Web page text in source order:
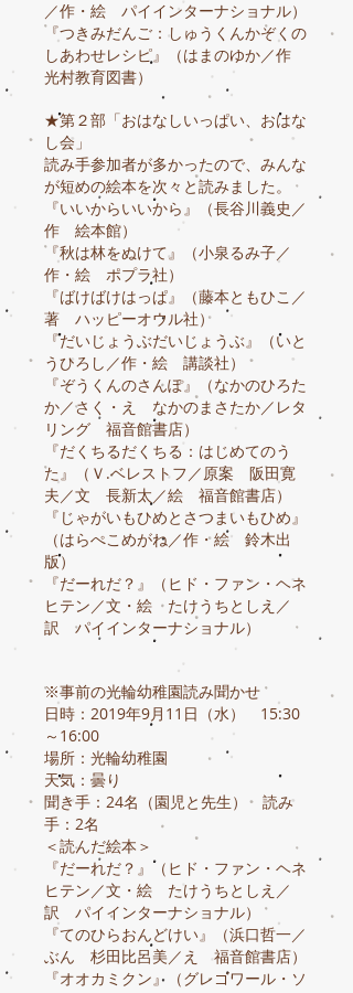
／作・絵 パイインターナショナル）
『つきみだんご：しゅうくんかぞくの
しあわせレシピ』（はまのゆか／作
光村教育図書）
★第２部「おはなしいっぱい、おはな
し会」
読み手参加者が多かったので、みんな
が短めの絵本を次々と読みました。
『いいからいいから』（長谷川義史／
作 絵本館）
『秋は林をぬけて』（小泉るみ子／
作・絵 ポプラ社）
『ばけばけはっぱ』（藤本ともひこ／
著 ハッピーオウル社）
『だいじょうぶだいじょうぶ』（いと
うひろし／作・絵 講談社）
『ぞうくんのさんぽ』（なかのひろた
か／さく・え なかのまさたか／レタ
リング 福音館書店）
『だくちるだくちる：はじめてのう
た』（Ｖ.ベレストフ／原案 阪田寛
夫／文 長新太／絵 福音館書店）
『じゃがいもひめとさつまいもひめ』
（はらぺこめがね／作・絵 鈴木出
版）
『だーれだ？』（ヒド・ファン・ヘネ
ヒテン／文・絵 たけうちとしえ／
訳 パイインターナショナル）
※事前の光輪幼稚園読み聞かせ
日時：2019年9月11日（水） 15:30
～16:00
場所：光輪幼稚園
天気：曇り
聞き手：24名（園児と先生） 読み
手：2名
＜読んだ絵本＞
『だーれだ？』（ヒド・ファン・ヘネ
ヒテン／文・絵 たけうちとしえ／
訳 パイインターナショナル）
『てのひらおんどけい』（浜口哲一／
ぶん 杉田比呂美／え 福音館書店）
『オオカミクン』（グレゴワール・ソ